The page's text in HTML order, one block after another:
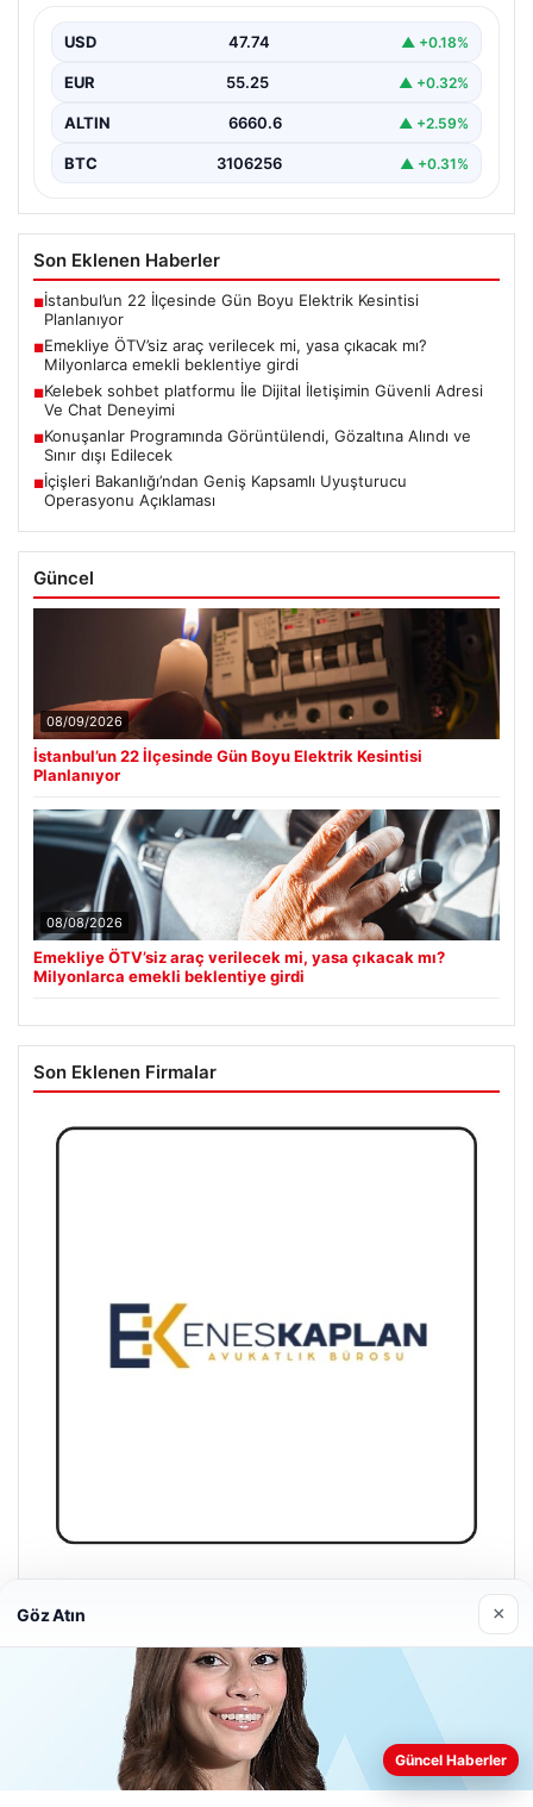
USD 47.74 ▲ +0.18%
EUR 55.25 ▲ +0.32%
ALTIN 6660.6 ▲ +2.59%
BTC 3106256 ▲ +0.31%
Son Eklenen Haberler
■İstanbul’un 22 İlçesinde Gün Boyu Elektrik Kesintisi
Planlanıyor
■Emekliye ÖTV’siz araç verilecek mi, yasa çıkacak mı?
Milyonlarca emekli beklentiye girdi
■Kelebek sohbet platformu İle Dijital İletişimin Güvenli Adresi
Ve Chat Deneyimi
■Konuşanlar Programında Görüntülendi, Gözaltına Alındı ve
Sınır dışı Edilecek
■İçişleri Bakanlığı’ndan Geniş Kapsamlı Uyuşturucu
Operasyonu Açıklaması
Güncel
08/09/2026
İstanbul’un 22 İlçesinde Gün Boyu Elektrik Kesintisi
Planlanıyor
08/08/2026
Emekliye ÖTV’siz araç verilecek mi, yasa çıkacak mı?
Milyonlarca emekli beklentiye girdi
Son Eklenen Firmalar
04/28/2026
Web sitemizi nasıl kullandığınızı daha iyi anlayabilmek,
deneyiminizi kişiselleştirmek ve geliştirmek amacıyla çerezler
Göz Atın ×
Güncel Haberler